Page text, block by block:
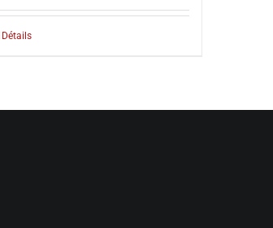
Détails